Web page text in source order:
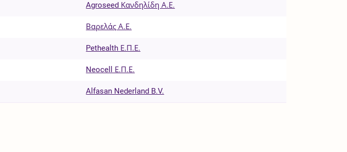
Agroseed Κανδηλίδη Α.Ε.
Βαρελάς Α.Ε.
Pethealth Ε.Π.Ε.
Neocell Ε.Π.Ε.
Alfasan Nederland B.V.